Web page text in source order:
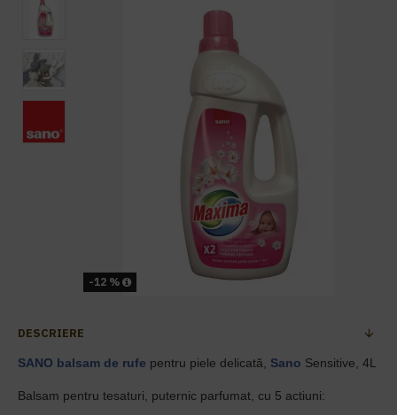
-12 %
DESCRIERE
SANO balsam de rufe pentru piele delicată, Sano Sensitive, 4L
Balsam pentru tesaturi, puternic parfumat, cu 5 actiuni: